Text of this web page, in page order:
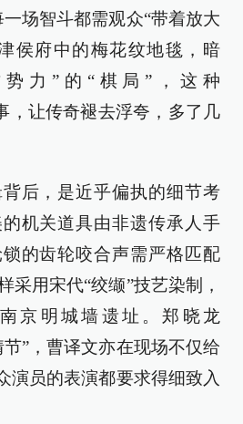
一场智斗都需观众“带着放大
侯府中的梅花纹地毯，暗
力”的“棋局”，这种
，让传奇褪去浮夸，多了几
后，是近乎偏执的细节考
机关道具由非遗传承人手
的齿轮咬合声需严格匹配
采用宋代“绞缬”技艺染制，
京明城墙遗址。郑晓龙
”，曹译文亦在现场不仅给
演员的表演都要求得细致入